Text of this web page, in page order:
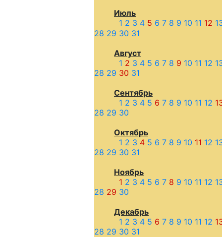
Июль
1 2 3 4 5 6 7 8 9 10 11 12
28 29 30 31
Август
1 2 3 4 5 6 7 8 9 10 11 12
28 29 30 31
Сентябрь
1 2 3 4 5 6 7 8 9 10 11 12
28 29 30
Октябрь
1 2 3 4 5 6 7 8 9 10 11 12
28 29 30 31
Ноябрь
1 2 3 4 5 6 7 8 9 10 11 12
28 29 30
Декабрь
1 2 3 4 5 6 7 8 9 10 11 12
28 29 30 31